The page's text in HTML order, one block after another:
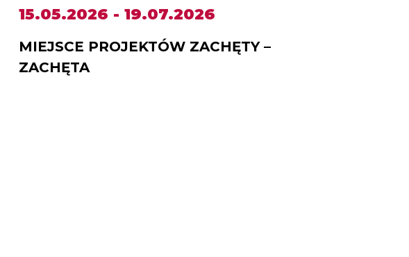
15.05.2026 - 19.07.2026
MIEJSCE PROJEKTÓW ZACHĘTY –
ZACHĘTA